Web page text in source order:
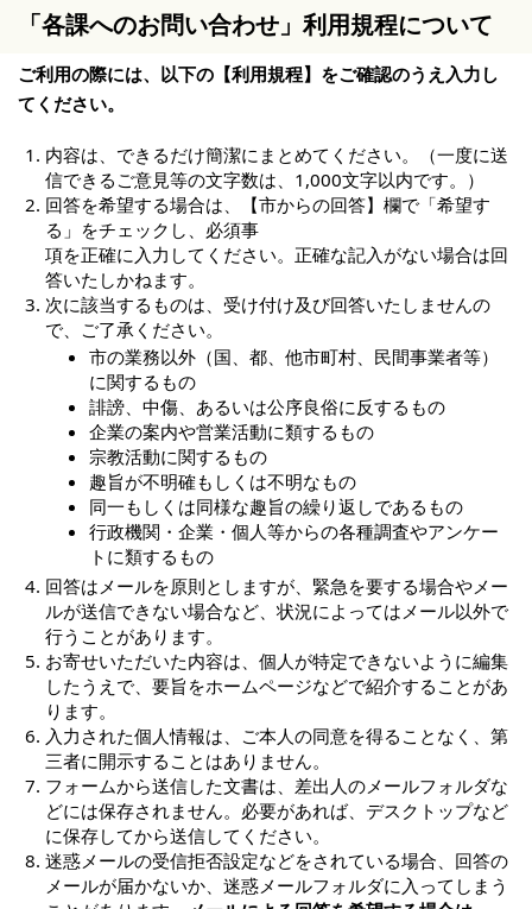
「各課へのお問い合わせ」利用規程について
ご利用の際には、以下の【利用規程】をご確認のうえ入力し
てください。
内容は、できるだけ簡潔にまとめてください。（一度に送
信できるご意見等の文字数は、1,000文字以内です。）
回答を希望する場合は、【市からの回答】欄で「希望す
る」をチェックし、必須事
項を正確に入力してください。正確な記入がない場合は回
答いたしかねます。
次に該当するものは、受け付け及び回答いたしませんの
で、ご了承ください。
市の業務以外（国、都、他市町村、民間事業者等）
に関するもの
誹謗、中傷、あるいは公序良俗に反するもの
企業の案内や営業活動に類するもの
宗教活動に関するもの
趣旨が不明確もしくは不明なもの
同一もしくは同様な趣旨の繰り返しであるもの
行政機関・企業・個人等からの各種調査やアンケー
トに類するもの
回答はメールを原則としますが、緊急を要する場合やメー
ルが送信できない場合など、状況によってはメール以外で
行うことがあります。
お寄せいただいた内容は、個人が特定できないように編集
したうえで、要旨をホームページなどで紹介することがあ
ります。
入力された個人情報は、ご本人の同意を得ることなく、第
三者に開示することはありません。
フォームから送信した文書は、差出人のメールフォルダな
どには保存されません。必要があれば、デスクトップなど
に保存してから送信してください。
迷惑メールの受信拒否設定などをされている場合、回答の
メールが届かないか、迷惑メールフォルダに入ってしまう